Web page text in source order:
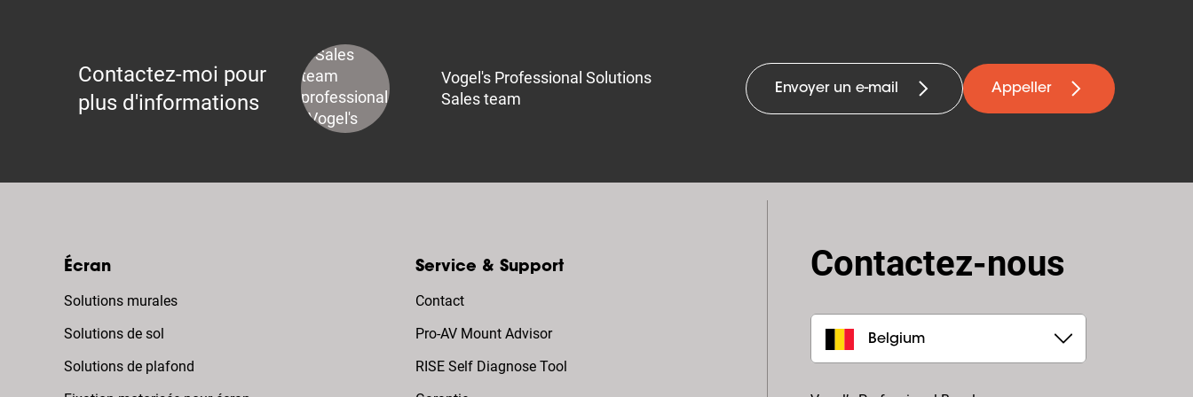
Contactez-moi pour
plus d'informations
Vogel's Professional Solutions
Sales team
Envoyer un e-mail Appeller
Écran
Solutions murales
Solutions de sol
Solutions de plafond
Service & Support
Contact
Pro-AV Mount Advisor
RISE Self Diagnose Tool
Contactez-nous
Belgium